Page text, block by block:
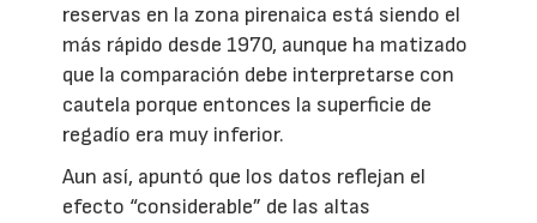
reservas en la zona pirenaica está siendo el
más rápido desde 1970, aunque ha matizado
que la comparación debe interpretarse con
cautela porque entonces la superficie de
regadío era muy inferior.
Aun así, apuntó que los datos reflejan el
efecto “considerable” de las altas